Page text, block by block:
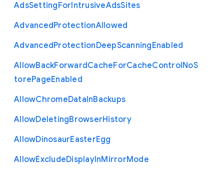
AdsSettingForIntrusiveAdsSites
AdvancedProtectionAllowed
AdvancedProtectionDeepScanningEnabled
AllowBackForwardCacheForCacheControlNoS
torePageEnabled
AllowChromeDataInBackups
AllowDeletingBrowserHistory
AllowDinosaurEasterEgg
AllowExcludeDisplayInMirrorMode